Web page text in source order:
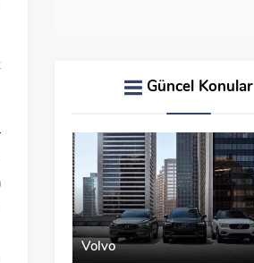
Güncel Konular
Volvo